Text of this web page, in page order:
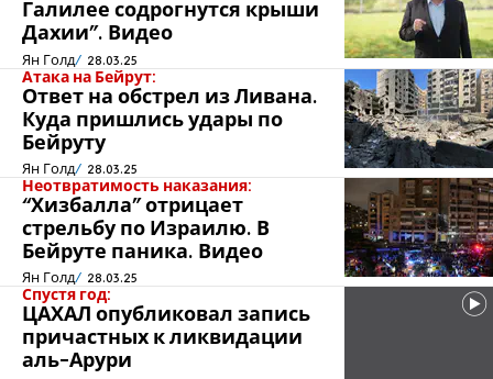
Галилее содрогнутся крыши
Дахии”. Видео
Ян Голд 28.03.25
Атака на Бейрут:
Ответ на обстрел из Ливана.
Куда пришлись удары по
Бейруту
Ян Голд 28.03.25
Неотвратимость наказания:
“Хизбалла” отрицает
стрельбу по Израилю. В
Бейруте паника. Видео
Ян Голд 28.03.25
Спустя год:
ЦАХАЛ опубликовал запись
причастных к ликвидации
аль-Арури